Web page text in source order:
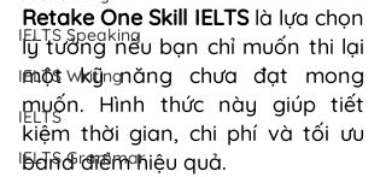
IELTS Speaking
IELTS Writing
IELTS
IELTS Grammar
Retake One Skill IELTS là lựa chọn
lý tưởng nếu bạn chỉ muốn thi lại
một kỹ năng chưa đạt mong
muốn. Hình thức này giúp tiết
kiệm thời gian, chi phí và tối ưu
band điểm hiệu quả.